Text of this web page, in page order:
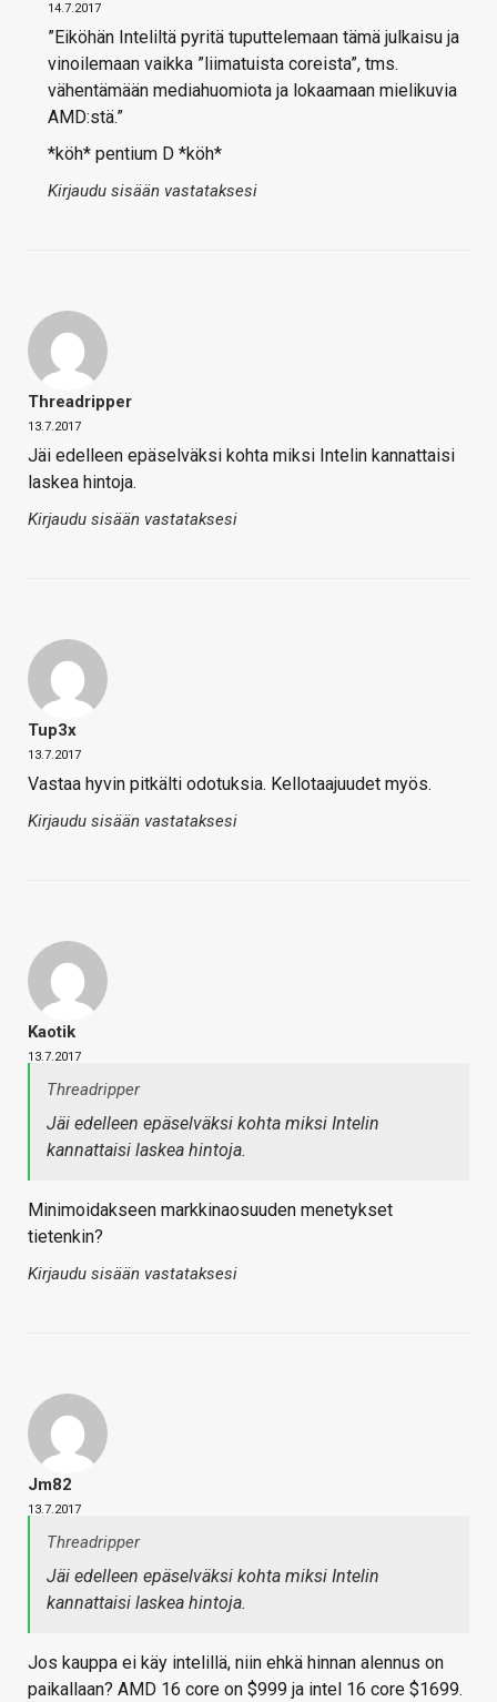
14.7.2017
”Eiköhän Inteliltä pyritä tuputtelemaan tämä julkaisu ja
vinoilemaan vaikka ”liimatuista coreista”, tms.
vähentämään mediahuomiota ja lokaamaan mielikuvia
AMD:stä.”
*köh* pentium D *köh*
Kirjaudu sisään vastataksesi
Threadripper
13.7.2017
Jäi edelleen epäselväksi kohta miksi Intelin kannattaisi
laskea hintoja.
Kirjaudu sisään vastataksesi
Tup3x
13.7.2017
Vastaa hyvin pitkälti odotuksia. Kellotaajuudet myös.
Kirjaudu sisään vastataksesi
Kaotik
13.7.2017
Threadripper
Jäi edelleen epäselväksi kohta miksi Intelin
kannattaisi laskea hintoja.
Minimoidakseen markkinaosuuden menetykset
tietenkin?
Kirjaudu sisään vastataksesi
Jm82
13.7.2017
Threadripper
Jäi edelleen epäselväksi kohta miksi Intelin
kannattaisi laskea hintoja.
Jos kauppa ei käy intelillä, niin ehkä hinnan alennus on
paikallaan? AMD 16 core on $999 ja intel 16 core $1699.